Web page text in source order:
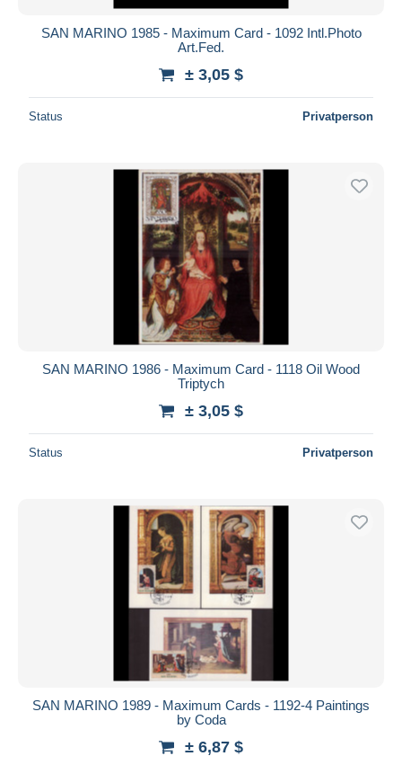
SAN MARINO 1985 - Maximum Card - 1092 Intl.Photo
Art.Fed.
± 3,05 $
Status Privatperson
SAN MARINO 1986 - Maximum Card - 1118 Oil Wood
Triptych
± 3,05 $
Status Privatperson
SAN MARINO 1989 - Maximum Cards - 1192-4 Paintings
by Coda
± 6,87 $